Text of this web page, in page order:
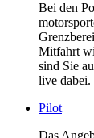
Bei den
Mitfahrt
sind Sie
live dabei.
Pilot